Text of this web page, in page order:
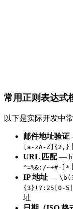
常用正则表达式
以下是实际开发中
邮件地址验证
[a-zA-Z]{2,}
URL 匹配—
^=%&:/~+#-]*
IP 地址 —
{3}(?:25[0-
址